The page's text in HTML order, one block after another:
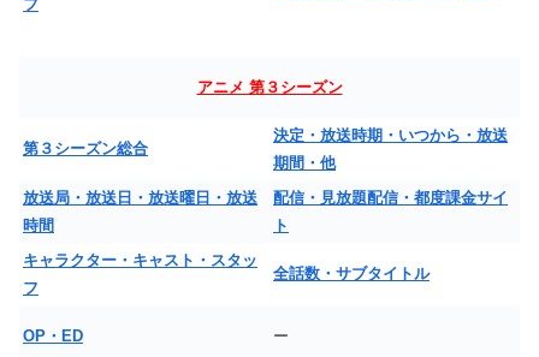
フ
アニメ 第３シーズン
第３シーズン総合
決定・放送時期・いつから・放送
期間・他
放送局・放送日・放送曜日・放送
時間
配信・見放題配信・都度課金サイ
ト
キャラクター・キャスト・スタッ
フ
全話数・サブタイトル
OP・ED ー